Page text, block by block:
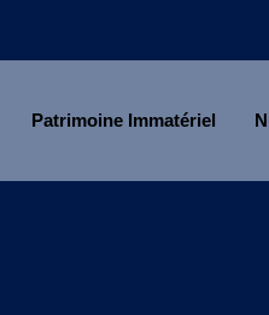
Patrimoine Immatériel